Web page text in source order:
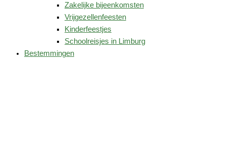
Zakelijke bijeenkomsten
Vrijgezellenfeesten
Kinderfeestjes
Schoolreisjes in Limburg
Bestemmingen